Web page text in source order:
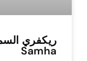
Samha